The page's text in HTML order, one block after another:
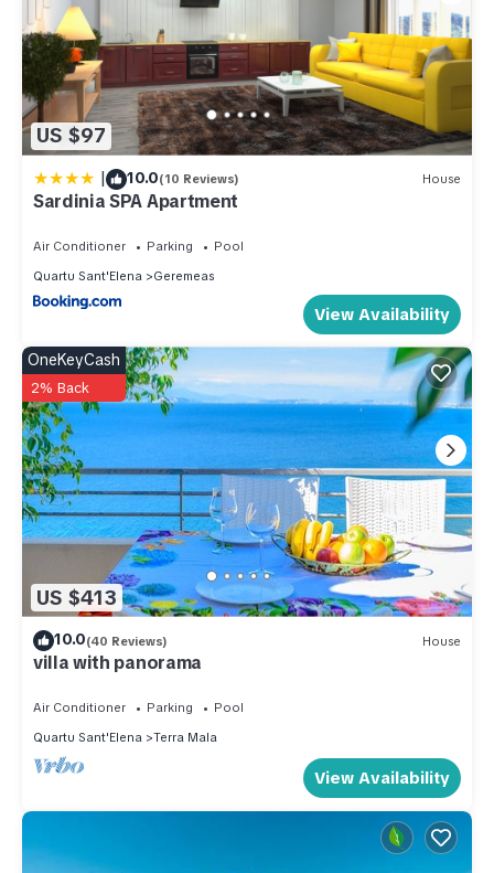
US $97
| 10.0(10 Reviews) House
Sardinia SPA Apartment
Air Conditioner Parking
Pool
Quartu Sant'Elena
Geremeas
View Availability
US $413
OneKeyCash
2% Back
10.0(40 Reviews) House
villa with panorama
Air Conditioner Parking
Pool
Quartu Sant'Elena
Terra Mala
View Availability